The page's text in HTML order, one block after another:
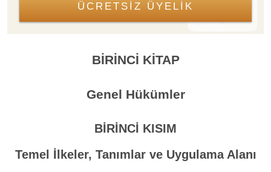
ÜCRETSİZ ÜYELİK
BİRİNCİ KİTAP
Genel Hükümler
BİRİNCİ KISIM
Temel İlkeler, Tanımlar ve Uygulama Alanı